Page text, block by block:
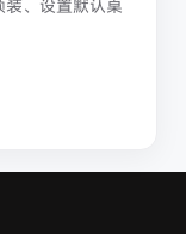
、设置默认桌